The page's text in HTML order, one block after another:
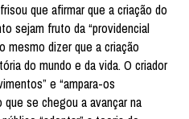
que afirmar que a criação do
sejam fruto da “providencial
mesmo dizer que a criação
do mundo e da vida. O criador
e “ampara-os
se chegou a avançar na